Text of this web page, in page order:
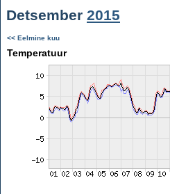
Detsember 2015
<< Eelmine kuu
Temperatuur